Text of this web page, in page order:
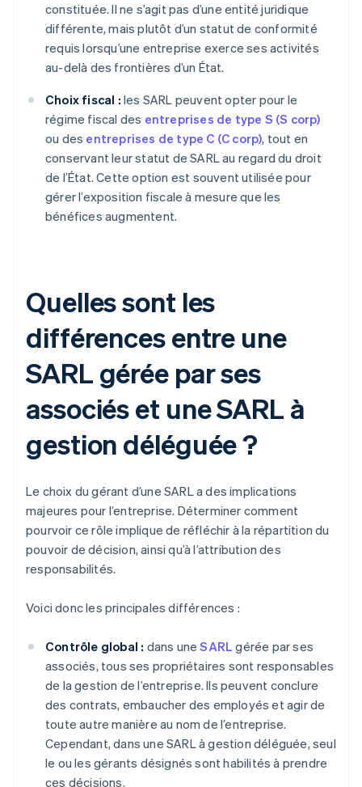
constituée. Il ne s’agit pas d’une entité juridique
différente, mais plutôt d’un statut de conformité
requis lorsqu’une entreprise exerce ses activités
au-delà des frontières d’un État.
Choix fiscal : les SARL peuvent opter pour le
régime fiscal des entreprises de type S (S corp)
ou des entreprises de type C (C corp), tout en
conservant leur statut de SARL au regard du droit
de l’État. Cette option est souvent utilisée pour
gérer l’exposition fiscale à mesure que les
bénéfices augmentent.
Quelles sont les
différences entre une
SARL gérée par ses
associés et une SARL à
gestion déléguée ?
Le choix du gérant d’une SARL a des implications
majeures pour l’entreprise. Déterminer comment
pourvoir ce rôle implique de réfléchir à la répartition du
pouvoir de décision, ainsi qu’à l’attribution des
responsabilités.
Voici donc les principales différences :
Contrôle global : dans uneSARL gérée par ses
associés, tous ses propriétaires sont responsables
de la gestion de l’entreprise. Ils peuvent conclure
des contrats, embaucher des employés et agir de
toute autre manière au nom de l’entreprise.
Cependant, dans une SARL à gestion déléguée, seul
le ou les gérants désignés sont habilités à prendre
ces décisions.